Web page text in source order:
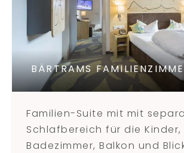
BÄRTRAMS
Familien-Suite mit mit
Schlafbereich für die Kinder,
Badezimmer, Balkon und